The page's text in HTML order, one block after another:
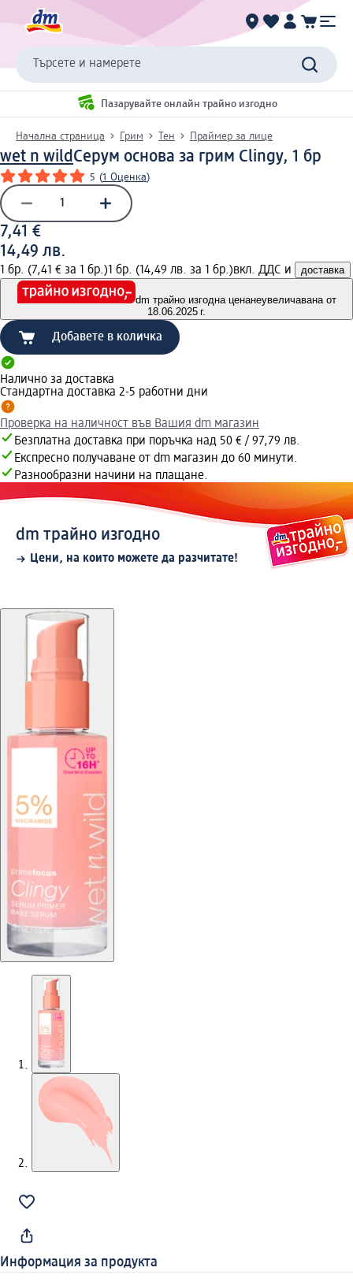
Търсете и намерете
Пазарувайте онлайн трайно изгодно
Начална страница Грим Тен Праймер за лице
wet n wildСерум основа за грим Clingy, 1 бр
5 (1 Оценка)
7,41 €
14,49 лв.
1 бр. (7,41 € за 1 бр.)1 бр. (14,49 лв. за 1 бр.)вкл. ДДС и доставка
dm трайно изгодна ценанеувеличавана от
18.06.2025 г.
Добавете в количка
Налично за доставка
Стандартна доставка 2-5 работни дни
Проверка на наличност във Вашия dm магазин
Безплатна доставка при поръчка над 50 € / 97,79 лв.
Експресно получаване от dm магазин до 60 минути.
Разнообразни начини на плащане.
dm трайно изгодно
Цени, на които можете да разчитате!
Информация за продукта